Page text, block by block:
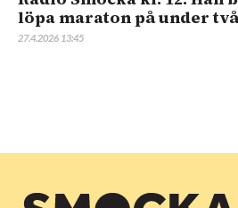
löpa maraton på under
27.4.2026 13:45